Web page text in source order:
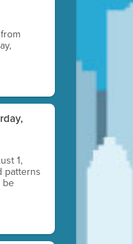
1,
patterns
be